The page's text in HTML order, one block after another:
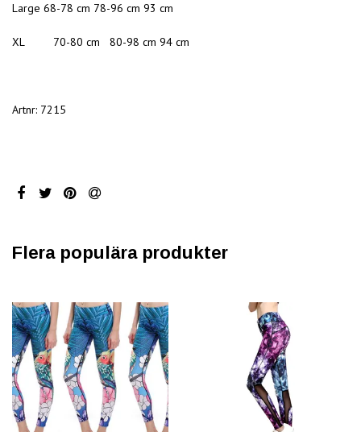
Large 68-78 cm 78-96 cm 93 cm
XL 70-80 cm 80-98 cm 94 cm
Artnr: 7215
Flera populära produkter